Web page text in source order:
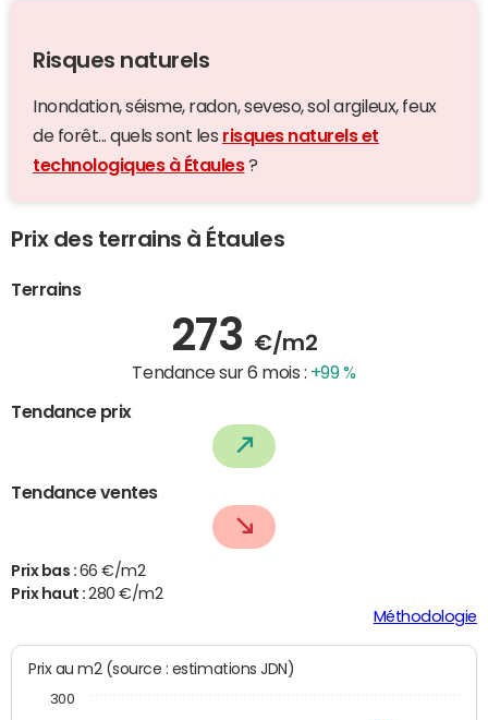
Risques naturels
Inondation, séisme, radon, seveso, sol argileux, feux
de forêt... quels sont les risques naturels et
technologiques à Étaules?
Prix des terrains à Étaules
Terrains
273 €/m2
Tendance sur 6 mois : +99 %
Tendance prix
Tendance ventes
Prix bas : 66 €/m2
Prix haut :280 €/m2
Méthodologie
Prix au m2 (source : estimations JDN)
300